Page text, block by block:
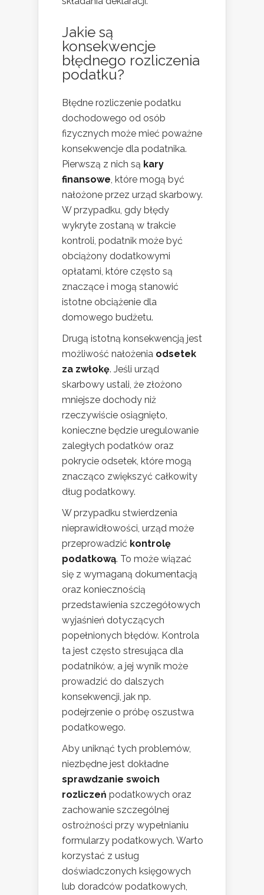
Jakie są
konsekwencje
błędnego rozliczenia
podatku?
Błędne rozliczenie podatku
dochodowego od osób
fizycznych może mieć poważne
konsekwencje dla podatnika.
Pierwszą z nich są kary
finansowe, które mogą być
nałożone przez urząd skarbowy.
W przypadku, gdy błędy
wykryte zostaną w trakcie
kontroli, podatnik może być
obciążony dodatkowymi
opłatami, które często są
znaczące i mogą stanowić
istotne obciążenie dla
domowego budżetu.
Drugą istotną konsekwencją jest
możliwość nałożenia odsetek
za zwłokę. Jeśli urząd
skarbowy ustali, że złożono
mniejsze dochody niż
rzeczywiście osiągnięto,
konieczne będzie uregulowanie
zaległych podatków oraz
pokrycie odsetek, które mogą
znacząco zwiększyć całkowity
dług podatkowy.
W przypadku stwierdzenia
nieprawidłowości, urząd może
przeprowadzić kontrolę
podatkową. To może wiązać
się z wymaganą dokumentacją
oraz koniecznością
przedstawienia szczegółowych
wyjaśnień dotyczących
popełnionych błędów. Kontrola
ta jest często stresująca dla
podatników, a jej wynik może
prowadzić do dalszych
konsekwencji, jak np.
podejrzenie o próbę oszustwa
podatkowego.
Aby uniknąć tych problemów,
niezbędne jest dokładne
sprawdzanie swoich
rozliczeń podatkowych oraz
zachowanie szczególnej
ostrożności przy wypełnianiu
formularzy podatkowych. Warto
korzystać z usług
doświadczonych księgowych
lub doradców podatkowych,